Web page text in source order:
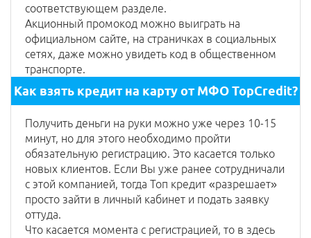
соответствующем разделе.
Акционный промокод можно выиграть на
официальном сайте, на страничках в социальных
сетях, даже можно увидеть код в общественном
транспорте.
Как взять кредит на карту от МФО TopCredit?
Получить деньги на руки можно уже через 10-15
минут, но для этого необходимо пройти
обязательную регистрацию. Это касается только
новых клиентов. Если Вы уже ранее сотрудничали
с этой компанией, тогда Топ кредит «разрешает»
просто зайти в личный кабинет и подать заявку
оттуда.
Что касается момента с регистрацией, то в здесь